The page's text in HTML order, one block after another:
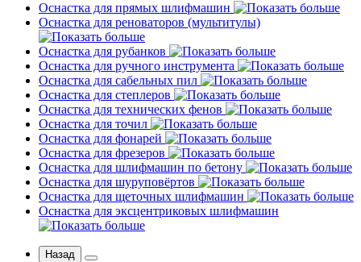
Оснастка для прямых шлифмашин
Оснастка для реноваторов (мультитулы)
Оснастка для рубанков
Оснастка для ручного инструмента
Оснастка для сабельных пил
Оснастка для степлеров
Оснастка для технических фенов
Оснастка для точил
Оснастка для фонарей
Оснастка для фрезеров
Оснастка для шлифмашин по бетону
Оснастка для шуруповёртов
Оснастка для щеточных шлифмашин
Оснастка для эксцентриковых шлифмашин
Назад